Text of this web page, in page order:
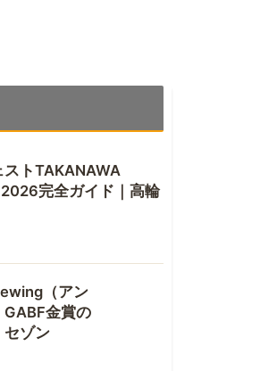
トTAKANAWA
完全ガイド｜高輪
（アン
金賞の
セゾン